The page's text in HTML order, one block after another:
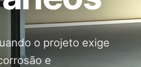
o projeto exige
e